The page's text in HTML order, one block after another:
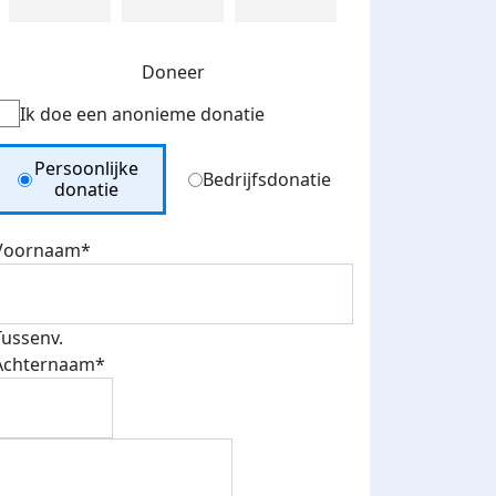
Doneer
Ik doe een anonieme donatie
Type
Persoonlijke
donatie
Bedrijfsdonatie